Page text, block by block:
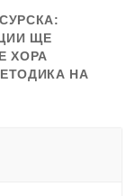
ЩЕ
ХОРА
НА